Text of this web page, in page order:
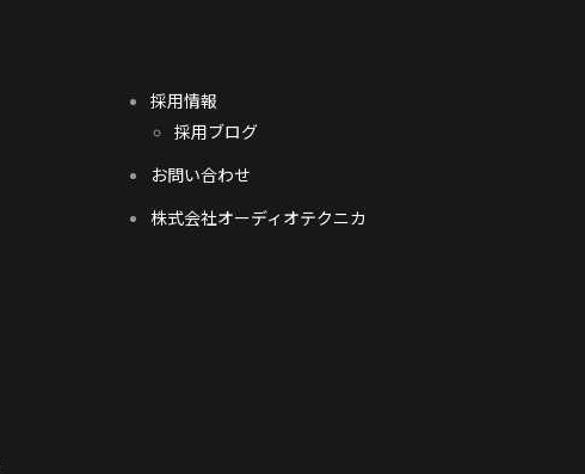
採用情報
採用ブログ
お問い合わせ
株式会社オーディオテクニカ